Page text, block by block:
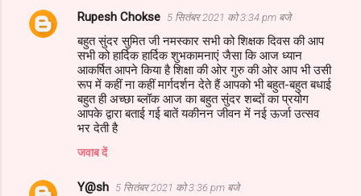
टि
Rupesh Chokse 5 सितंबर 2021 को 3:34 pm बजे
बहुत सुंदर सुमित जी नमस्कार सभी को शिक्षक दिवस की आप
सभी को हार्दिक हार्दिक शुभकामनाएं जैसा कि आज ध्यान
आकर्षित आपने किया है शिक्षा की ओर गुरु की ओर आप भी उसी
रूप में कहीं ना कहीं मार्गदर्शन देते हैं आपको भी बहुत-बहुत बधाई
बहुत ही अच्छा ब्लॉक आज का बहुत सुंदर शब्दों का प्रयोग
आपके द्वारा बताई गई बातें यकीनन जीवन में नई ऊर्जा उत्सव
भर देती है
जवाब दें
Y@sh 5 सितंबर 2021 को 3:36 pm बजे